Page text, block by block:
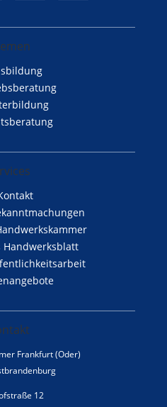
Handwerksblatt
Frankfurt (Oder)
12